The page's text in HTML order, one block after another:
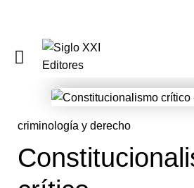
criminología y derecho